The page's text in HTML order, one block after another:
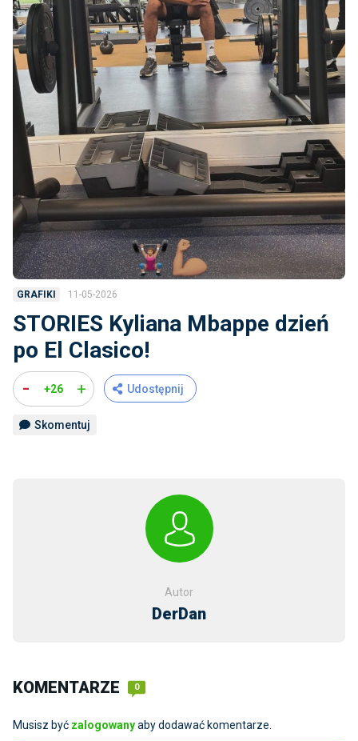
GRAFIKI 11-05-2026
STORIES Kyliana Mbappe dzień
po El Clasico!
- +26 + Udostępnij
Skomentuj
Autor
DerDan
KOMENTARZE 0
Musisz być zalogowanyaby dodawać komentarze.